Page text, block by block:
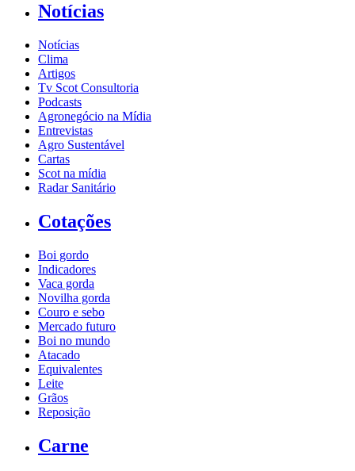
Notícias
Notícias
Clima
Artigos
Tv Scot Consultoria
Podcasts
Agronegócio na Mídia
Entrevistas
Agro Sustentável
Cartas
Scot na mídia
Radar Sanitário
Cotações
Boi gordo
Indicadores
Vaca gorda
Novilha gorda
Couro e sebo
Mercado futuro
Boi no mundo
Atacado
Equivalentes
Leite
Grãos
Reposição
Carne